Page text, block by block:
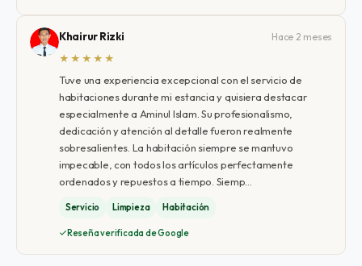
Khairur Rizki
Hace 2 meses
★★★★★
Tuve una experiencia excepcional con el servicio de
habitaciones durante mi estancia y quisiera destacar
especialmente a Aminul Islam. Su profesionalismo,
dedicación y atención al detalle fueron realmente
sobresalientes. La habitación siempre se mantuvo
impecable, con todos los artículos perfectamente
ordenados y repuestos a tiempo. Siemp…
Servicio Limpieza Habitación
Reseña verificada de Google